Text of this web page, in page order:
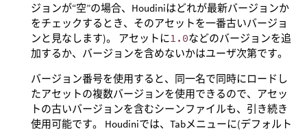
ジョンが“空”の場合、Houdiniはどれが最新バージョンか
をチェックするとき、そのアセットを一番古いバージョ
ンと見なします)。 アセットに1.0などのバージョンを追
加するか、バージョンを含めないかはユーザ次第です。
バージョン番号を使用すると、同一名で同時にロードし
たアセットの複数バージョンを使用できるので、アセッ
トの古いバージョンを含むシーンファイルも、引き続き
使用可能です。 Houdiniでは、Tabメニューに(デフォルト